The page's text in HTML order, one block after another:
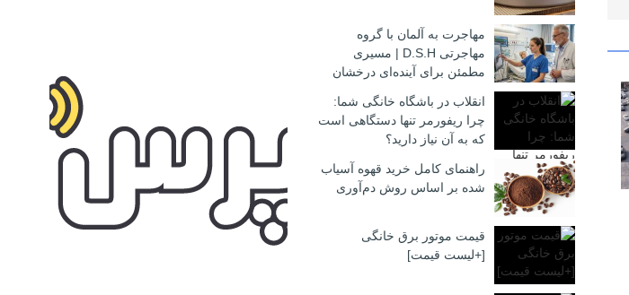
مهاجرت به آلمان با گروه
مهاجرتی D.S.H | مسیری
مطمئن برای آینده‌ای درخشان
انقلاب در باشگاه خانگی شما:
چرا ریفورمر تنها دستگاهی است
که به آن نیاز دارید؟
راهنمای کامل خرید قهوه آسیاب
شده بر اساس روش دم‌آوری
قیمت موتور برق خانگی
[+لیست قیمت]